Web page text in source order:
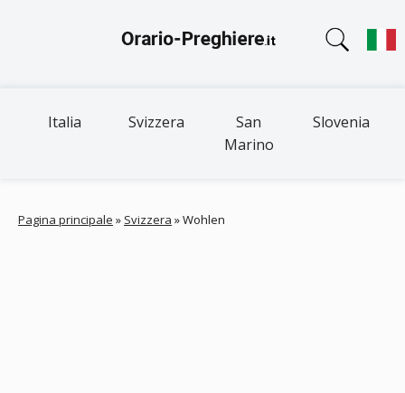
Italia Svizzera
San
Marino
Slovenia
Pagina principale » Svizzera »Wohlen